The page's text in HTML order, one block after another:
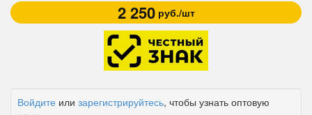
2 250руб./шт
Войдите или зарегистрируйтесь, чтобы узнать оптовую